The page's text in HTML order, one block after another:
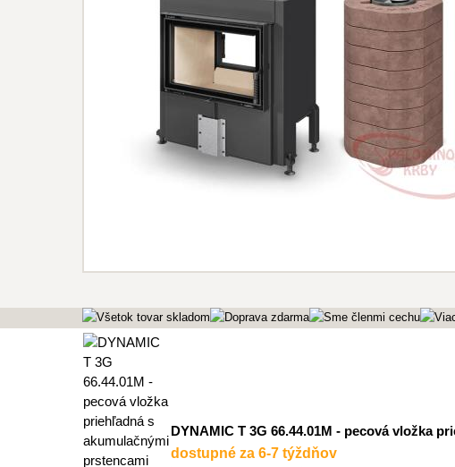
DYNAMIC T 3G 66.44.01M - pecová vložka
dostupné za 6-7 týždňov